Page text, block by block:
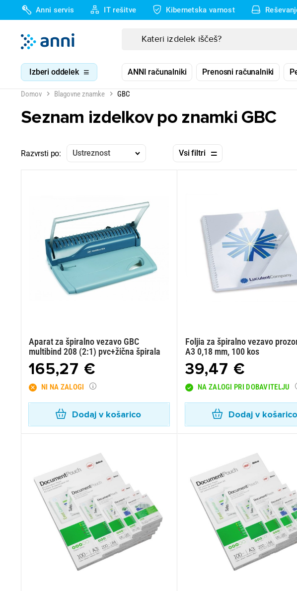
Anni servis IT rešitve Kibernetska varnost
Izberi oddelek ANNI računalniki Prenosni računalniki
Domov Blagovne znamke GBC
Seznam izdelkov po znamki GBC
Razvrsti po: Ustreznost Vsi filtri
Aparat za špiralno vezavo GBC
multibind 208 (2:1) pvc+žična špirala
165,27 €
NI NA ZALOGI
Dodaj v košarico
Foljia za špiralno vezavo
A3 0,18 mm, 100 kos
39,47 €
NA ZALOGI PRI DOBAVITELJU
Dodaj v košarico